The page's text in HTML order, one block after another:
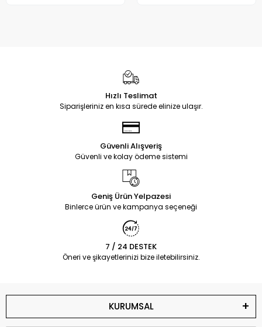
Hızlı Teslimat
Siparişleriniz en kısa sürede elinize ulaşır.
Güvenli Alışveriş
Güvenli ve kolay ödeme sistemi
Geniş Ürün Yelpazesi
Binlerce ürün ve kampanya seçeneği
7 / 24 DESTEK
Öneri ve şikayetlerinizi bize iletebilirsiniz.
KURUMSAL